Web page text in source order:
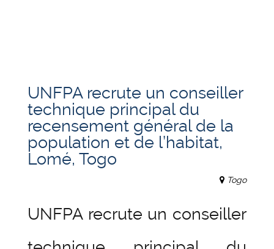
UNFPA recrute un conseiller
technique principal du
recensement général de la
population et de l’habitat,
Lomé, Togo
Togo
UNFPA recrute un conseiller